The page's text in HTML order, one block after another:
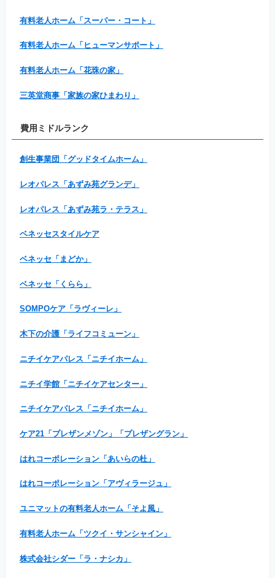
有料老人ホーム「スーパー・コート」
有料老人ホーム「ヒューマンサポート」
有料老人ホーム「花珠の家」
三英堂商事「家族の家ひまわり」
費用ミドルランク
創生事業団「グッドタイムホーム」
レオパレス「あずみ苑グランデ」
レオパレス「あずみ苑ラ・テラス」
ベネッセスタイルケア
ベネッセ「まどか」
ベネッセ「くらら」
SOMPOケア「ラヴィーレ」
木下の介護「ライフコミューン」
ニチイケアパレス「ニチイホーム」
ニチイ学館「ニチイケアセンター」
ニチイケアパレス「ニチイホーム」
ケア21「プレザンメゾン」「プレザングラン」
はれコーポレーション「あいらの杜」
はれコーポレーション「アヴィラージュ」
ユニマットの有料老人ホーム「そよ風」
有料老人ホーム「ツクイ・サンシャイン」
株式会社シダー「ラ・ナシカ」